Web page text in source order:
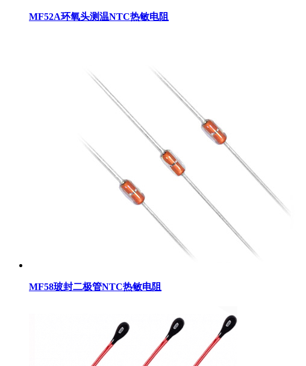
MF52A环氧头测温NTC热敏电阻
MF58玻封二极管NTC热敏电阻